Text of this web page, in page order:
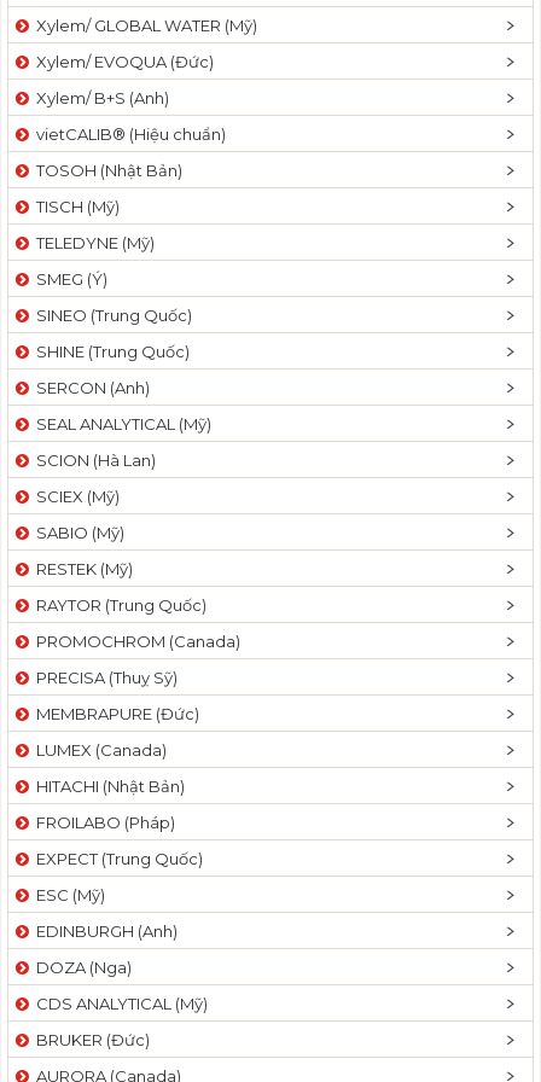
Xylem/ GLOBAL WATER (Mỹ)
Xylem/ EVOQUA (Đức)
Xylem/ B+S (Anh)
vietCALIB® (Hiệu chuẩn)
TOSOH (Nhật Bản)
TISCH (Mỹ)
TELEDYNE (Mỹ)
SMEG (Ý)
SINEO (Trung Quốc)
SHINE (Trung Quốc)
SERCON (Anh)
SEAL ANALYTICAL (Mỹ)
SCION (Hà Lan)
SCIEX (Mỹ)
SABIO (Mỹ)
RESTEK (Mỹ)
RAYTOR (Trung Quốc)
PROMOCHROM (Canada)
PRECISA (Thuỵ Sỹ)
MEMBRAPURE (Đức)
LUMEX (Canada)
HITACHI (Nhật Bản)
FROILABO (Pháp)
EXPECT (Trung Quốc)
ESC (Mỹ)
EDINBURGH (Anh)
DOZA (Nga)
CDS ANALYTICAL (Mỹ)
BRUKER (Đức)
AURORA (Canada)